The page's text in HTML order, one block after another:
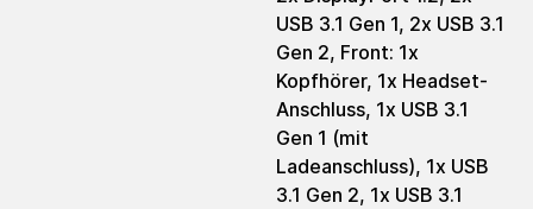
USB 3.1 Gen 1, 2x USB 3.1
Gen 2, Front: 1x
Kopfhörer, 1x Headset-
Anschluss, 1x USB 3.1
Gen 1 (mit
Ladeanschluss), 1x USB
3.1 Gen 2, 1x USB 3.1